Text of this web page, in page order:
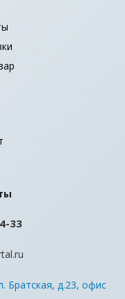
33
Братская, д.23, офис